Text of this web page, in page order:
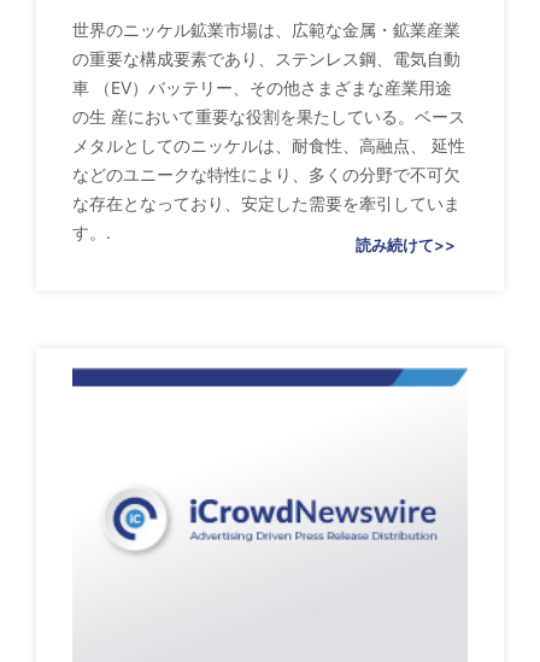
世界のニッケル鉱業市場は、広範な金属・鉱業産業
の重要な構成要素であり、ステンレス鋼、電気自動
車 （EV）バッテリー、その他さまざまな産業用途
の生 産において重要な役割を果たしている。ベース
メタルとしてのニッケルは、耐食性、高融点、 延性
などのユニークな特性により、多くの分野で不可欠
な存在となっており、安定した需要を牽引していま
す。.
読み続けて>>